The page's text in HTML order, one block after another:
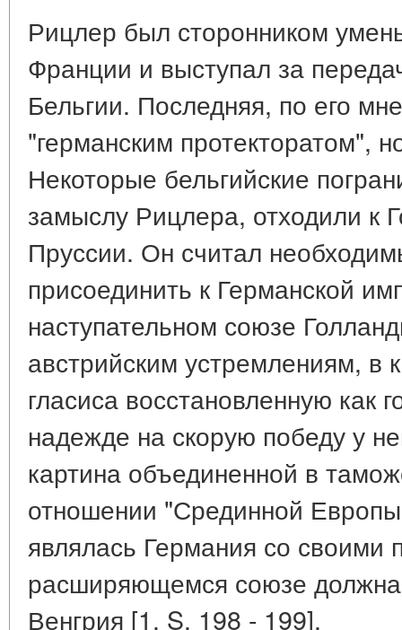
Рицлер был сторонником
Франции и выступал за
Бельгии. Последняя, по его
"германским протекторатом",
Некоторые бельгийские
замыслу Рицлера, отходили к
Пруссии. Он считал
присоединить к Германской
наступательном союзе
австрийским устремлениям, в
гласиса восстановленную как
надежде на скорую победу у
картина объединенной в
отношении "Срединной
являлась Германия со своими
расширяющемся союзе
Венгрия [1. S. 198 - 199].